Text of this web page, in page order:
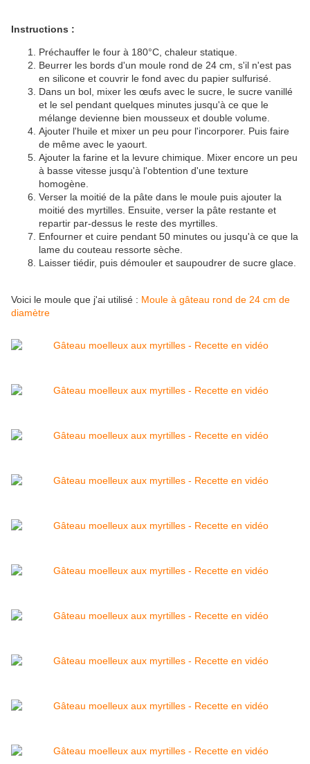
Instructions :
Préchauffer le four à 180°C, chaleur statique.
Beurrer les bords d'un moule rond de 24 cm, s'il n'est pas
en silicone et couvrir le fond avec du papier sulfurisé.
Dans un bol, mixer les œufs avec le sucre, le sucre vanillé
et le sel pendant quelques minutes jusqu'à ce que le
mélange devienne bien mousseux et double volume.
Ajouter l'huile et mixer un peu pour l'incorporer. Puis faire
de même avec le yaourt.
Ajouter la farine et la levure chimique. Mixer encore un peu
à basse vitesse jusqu'à l'obtention d'une texture
homogène.
Verser la moitié de la pâte dans le moule puis ajouter la
moitié des myrtilles. Ensuite, verser la pâte restante et
repartir par-dessus le reste des myrtilles.
Enfourner et cuire pendant 50 minutes ou jusqu'à ce que la
lame du couteau ressorte sèche.
Laisser tiédir, puis démouler et saupoudrer de sucre glace.
Voici le moule que j'ai utilisé : Moule à gâteau rond de 24 cm de
diamètre